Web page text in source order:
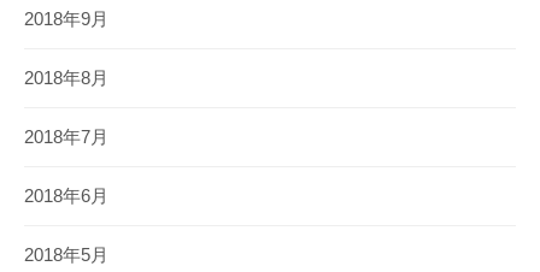
2018年9月
2018年8月
2018年7月
2018年6月
2018年5月